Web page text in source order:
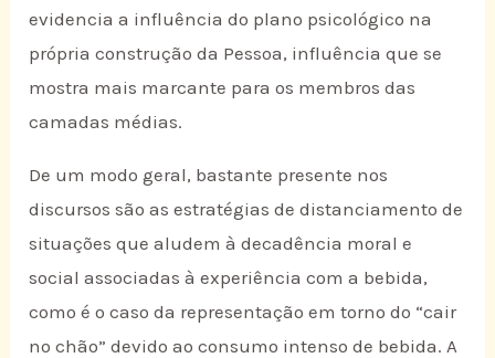
evidencia a influência do plano psicológico na
própria construção da Pessoa, influência que se
mostra mais marcante para os membros das
camadas médias.
De um modo geral, bastante presente nos
discursos são as estratégias de distanciamento de
situações que aludem à decadência moral e
social associadas à experiência com a bebida,
como é o caso da representação em torno do “cair
no chão” devido ao consumo intenso de bebida. A